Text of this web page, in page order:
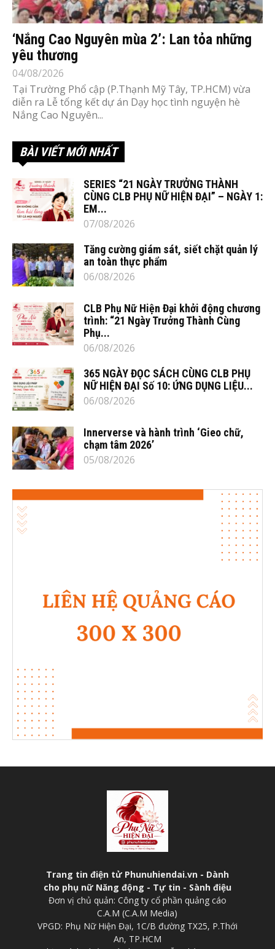
‘Nắng Cao Nguyên mùa 2’: Lan tỏa những
yêu thương
04/08/2026
Tại Trường Phổ cập (P.Thạnh Mỹ Tây, TP.HCM) vừa
diễn ra Lễ tổng kết dự án Dạy học tình nguyện hè
Nắng Cao Nguyên...
BÀI VIẾT MỚI NHẤT
SERIES “21 NGÀY TRƯỞNG THÀNH
CÙNG CLB PHỤ NỮ HIỆN ĐẠI” – NGÀY 1:
EM...
07/08/2026
Tăng cường giám sát, siết chặt quản lý
an toàn thực phẩm
06/08/2026
CLB Phụ Nữ Hiện Đại khởi động chương
trình: “21 Ngày Trưởng Thành Cùng
Phụ...
06/08/2026
365 NGÀY ĐỌC SÁCH CÙNG CLB PHỤ
NỮ HIỆN ĐẠI Số 10: ỨNG DỤNG LIỆU...
06/08/2026
Innerverse và hành trình ‘Gieo chữ,
chạm tâm 2026’
05/08/2026
Trang tin điện tử Phunuhiendai.vn - Dành
cho phụ nữ Năng động - Tự tin - Sành điệu
Đơn vị chủ quản: Công ty cổ phần quảng cáo
C.A.M (C.A.M Media)
VPGD: Phụ Nữ Hiện Đại, 1C/B đường TX25, P.Thới
An, TP.HCM